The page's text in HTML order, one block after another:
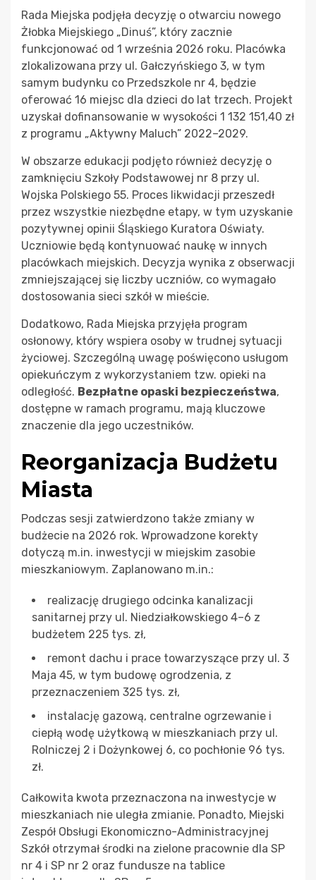
Rada Miejska podjęła decyzję o otwarciu nowego
Żłobka Miejskiego „Dinuś”, który zacznie
funkcjonować od 1 września 2026 roku. Placówka
zlokalizowana przy ul. Gałczyńskiego 3, w tym
samym budynku co Przedszkole nr 4, będzie
oferować 16 miejsc dla dzieci do lat trzech. Projekt
uzyskał dofinansowanie w wysokości 1 132 151,40 zł
z programu „Aktywny Maluch” 2022–2029.
W obszarze edukacji podjęto również decyzję o
zamknięciu Szkoły Podstawowej nr 8 przy ul.
Wojska Polskiego 55. Proces likwidacji przeszedł
przez wszystkie niezbędne etapy, w tym uzyskanie
pozytywnej opinii Śląskiego Kuratora Oświaty.
Uczniowie będą kontynuować naukę w innych
placówkach miejskich. Decyzja wynika z obserwacji
zmniejszającej się liczby uczniów, co wymagało
dostosowania sieci szkół w mieście.
Dodatkowo, Rada Miejska przyjęła program
osłonowy, który wspiera osoby w trudnej sytuacji
życiowej. Szczególną uwagę poświęcono usługom
opiekuńczym z wykorzystaniem tzw. opieki na
odległość. Bezpłatne opaski bezpieczeństwa,
dostępne w ramach programu, mają kluczowe
znaczenie dla jego uczestników.
Reorganizacja Budżetu
Miasta
Podczas sesji zatwierdzono także zmiany w
budżecie na 2026 rok. Wprowadzone korekty
dotyczą m.in. inwestycji w miejskim zasobie
mieszkaniowym. Zaplanowano m.in.:
realizację drugiego odcinka kanalizacji
sanitarnej przy ul. Niedziałkowskiego 4–6 z
budżetem 225 tys. zł,
remont dachu i prace towarzyszące przy ul. 3
Maja 45, w tym budowę ogrodzenia, z
przeznaczeniem 325 tys. zł,
instalację gazową, centralne ogrzewanie i
ciepłą wodę użytkową w mieszkaniach przy ul.
Rolniczej 2 i Dożynkowej 6, co pochłonie 96 tys.
zł.
Całkowita kwota przeznaczona na inwestycje w
mieszkaniach nie uległa zmianie. Ponadto, Miejski
Zespół Obsługi Ekonomiczno-Administracyjnej
Szkół otrzymał środki na zielone pracownie dla SP
nr 4 i SP nr 2 oraz fundusze na tablice